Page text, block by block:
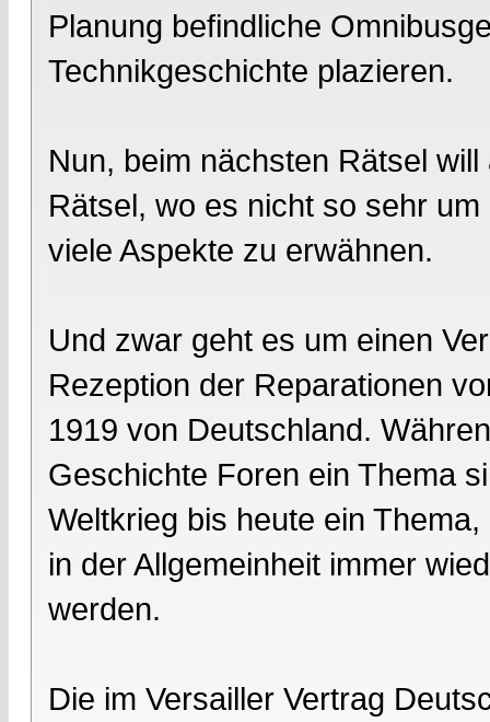
Planung befindliche
Technikgeschichte plazieren.
Nun, beim nächsten Rätsel
Rätsel, wo es nicht so sehr
viele Aspekte zu erwähnen.
Und zwar geht es um einen
Rezeption der Reparationen
1919 von Deutschland.
Geschichte Foren ein Thema
Weltkrieg bis heute ein
in der Allgemeinheit immer
werden.
Die im Versailler Vertrag